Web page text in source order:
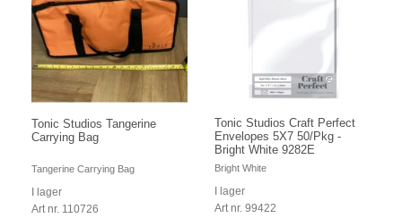
Tonic Studios Tangerine
Carrying Bag
Tangerine Carrying Bag
I lager
Art nr. 110726
Tonic Studios Craft Perfect
Envelopes 5X7 50/Pkg -
Bright White 9282E
Bright White
I lager
Art nr. 99422